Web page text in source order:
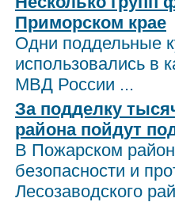
Приморском крае
Одни поддельные
использовались в
МВД России ...
За подделку
района пойдут
В Пожарском
безопасности и
Лесозаводского